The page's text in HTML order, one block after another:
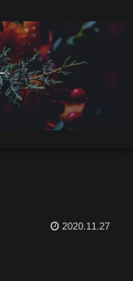
2020.11.27